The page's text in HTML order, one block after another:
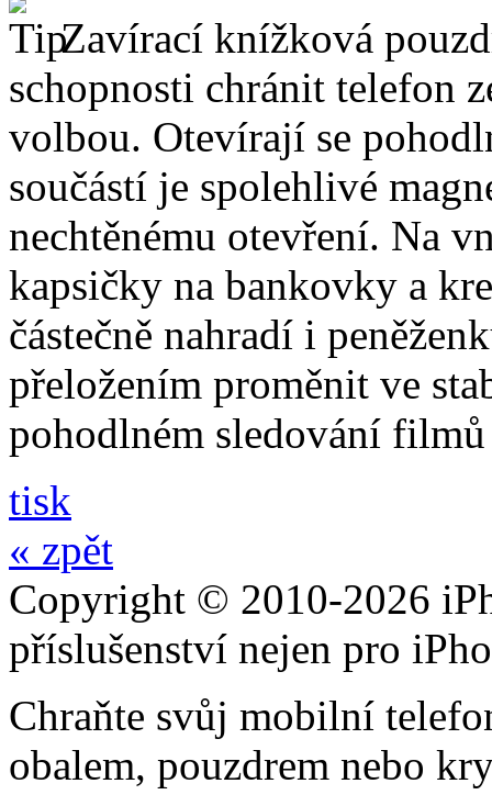
Zavírací knížková
schopnosti chránit telefon
volbou. Otevírají se
součástí je spolehlivé
nechtěnému otevření. Na
kapsičky na bankovky a
částečně nahradí i
přeložením proměnit ve
pohodlném sledování
tisk
« zpět
Copyright © 2010-2026
příslušenství nejen pro
Chraňte svůj mobilní
obalem, pouzdrem nebo